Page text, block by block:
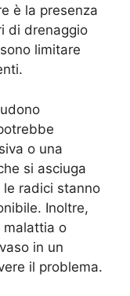
è la presenza
di drenaggio
limitare
o una
si asciuga
radici stanno
Inoltre,
malattia o
in un
il problema.